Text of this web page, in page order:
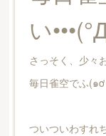
イルナップ強化週間
い
さっそく、少々
毎日雀空でふ(๑
ついついわすれ